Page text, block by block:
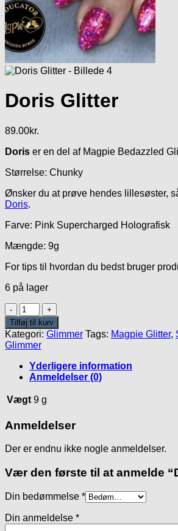
Doris Glitter
89.00kr.
Doris er en del af Magpie Bedazzled
Størrelse: Chunky
Ønsker du at prøve hendes lillesøster,
Doris.
Farve: Pink Supercharged Holografisk
Mængde: 9g
For tips til hvordan du bedst bruger
6 på lager
Doris
Glitter
antal
Tilføj til kurv
Kategori: Glimmer Tags: Magpie Glitter,
Glimmer
Yderligere information
Anmeldelser (0)
Vægt 9 g
Anmeldelser
Der er endnu ikke nogle anmeldelser.
Vær den første til at anmelde
Din bedømmelse *
Din anmeldelse *